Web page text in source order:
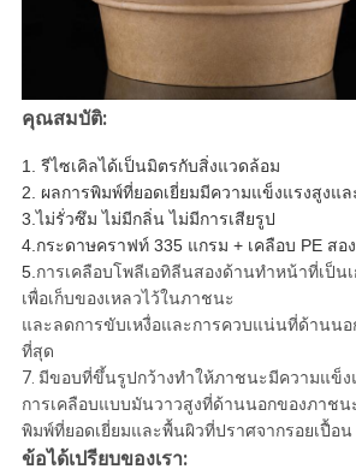
คุณสมบัติ:
1. รีไซเคิลได้เป็นมิตรกับสิ่งแวดล้อม
2. ผลการพิมพ์ที่ยอดเยี่ยมมีความแข็งแรงสูงแ
3.ไม่รั่วซึม ไม่มีกลิ่น ไม่มีการเสียรูป
4.กระดาษคราฟท์ 335 ​​แกรม + เคลือบ PE สอ
5. การเคลือบโพลีเอทิลีนสองด้านทำหน้าที่เป็น
เพื่อเก็บของเหลวไว้ในภาชนะ
และลดการขับเหงื่อและการควบแน่นที่ด้านน
ที่สุด
7. มีขอบที่ขึ้นรูปกว้างทำให้ภาชนะมีความแข็
การเคลือบแบบมันวาวสูงที่ด้านนอกของภาช
พิมพ์ที่ยอดเยี่ยมและพื้นผิวที่ปราศจากรอยเปื้อน
ข้อได้เปรียบของเรา: